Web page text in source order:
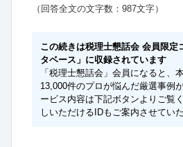
（回答全文の文字数：987文字）
この続きは税理士懇話会 会員限定
タベース」に収録されています
「税理士懇話会」会員になると、
13,000件のプロが悩んだ厳選事例
ービス内容は下記ボタンよりご覧
しいただけるIDもご案内させてい